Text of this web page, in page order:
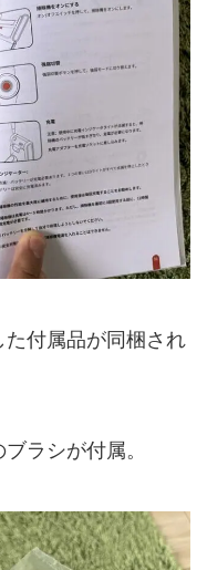
付属品が同梱され
ラシが付属。